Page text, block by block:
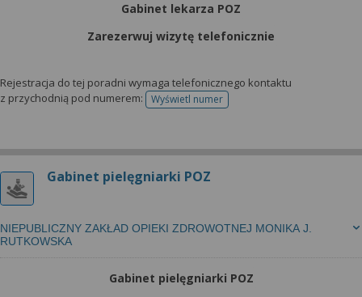
Gabinet lekarza POZ
Zarezerwuj wizytę telefonicznie
Rejestracja do tej poradni wymaga telefonicznego kontaktu
z przychodnią pod numerem:
Wyświetl numertelefonu do rejestracji
Gabinet pielęgniarki POZ
NIEPUBLICZNY ZAKŁAD OPIEKI ZDROWOTNEJ MONIKA J.
RUTKOWSKA
Gabinet pielęgniarki POZ